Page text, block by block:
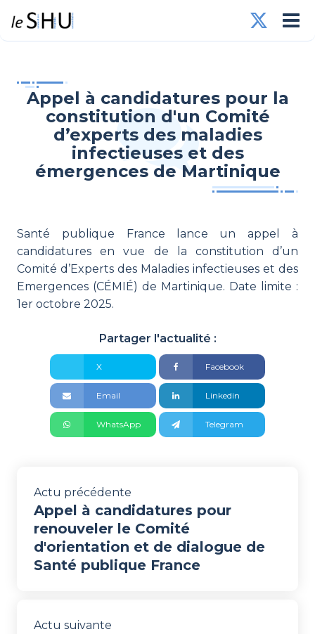
Appel à candidatures pour la
constitution d'un Comité
d’experts des maladies
infectieuses et des
émergences de Martinique
Santé publique France lance un appel à
candidatures en vue de la constitution d’un
Comité d’Experts des Maladies infectieuses et des
Emergences (CÉMIÉ) de Martinique. Date limite :
1er octobre 2025.
Partager l'actualité :
X Facebook
Email Linkedin
WhatsApp Telegram
Actu précédente
Appel à candidatures pour
renouveler le Comité
d'orientation et de dialogue de
Santé publique France
Actu suivante